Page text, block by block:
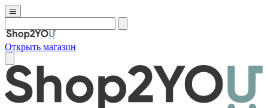
Открыть магазин